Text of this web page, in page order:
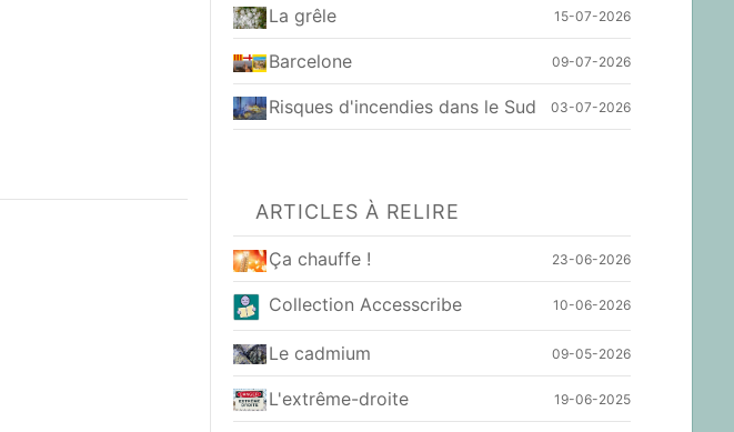
La grêle 15-07-2026
Barcelone 09-07-2026
Risques d'incendies dans le Sud 03-07-2026
ARTICLES À RELIRE
Ça chauffe ! 23-06-2026
Collection Accesscribe 10-06-2026
Le cadmium 09-05-2026
L'extrême-droite 19-06-2025